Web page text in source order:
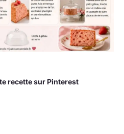
recette sur Pinterest